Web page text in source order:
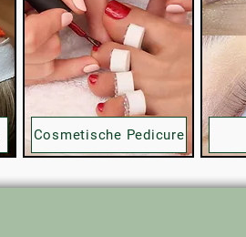
Cosmetische Pedicure